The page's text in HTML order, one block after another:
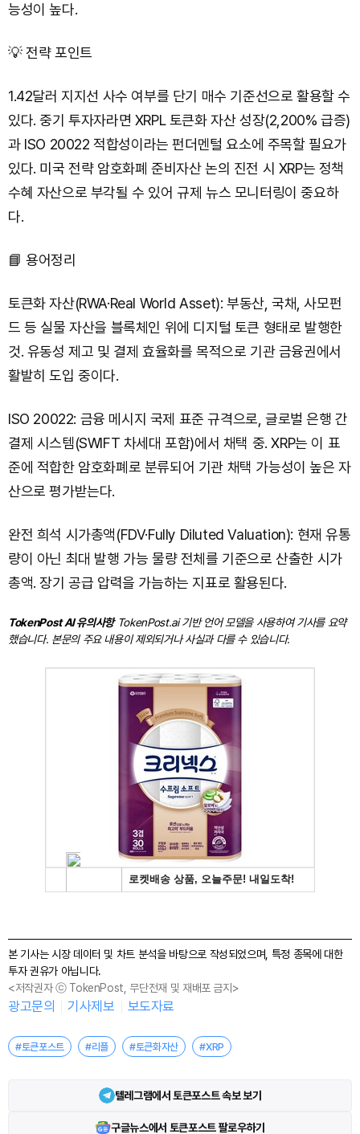
능성이 높다.
💡 전략 포인트
1.42달러 지지선 사수 여부를 단기 매수 기준선으로 활용할 수
있다. 중기 투자자라면 XRPL 토큰화 자산 성장(2,200% 급증)
과 ISO 20022 적합성이라는 펀더멘털 요소에 주목할 필요가
있다. 미국 전략 암호화폐 준비자산 논의 진전 시 XRP는 정책
수혜 자산으로 부각될 수 있어 규제 뉴스 모니터링이 중요하
다.
📘 용어정리
토큰화 자산(RWA·Real World Asset): 부동산, 국채, 사모펀
드 등 실물 자산을 블록체인 위에 디지털 토큰 형태로 발행한
것. 유동성 제고 및 결제 효율화를 목적으로 기관 금융권에서
활발히 도입 중이다.
ISO 20022: 금융 메시지 국제 표준 규격으로, 글로벌 은행 간
결제 시스템(SWIFT 차세대 포함)에서 채택 중. XRP는 이 표
준에 적합한 암호화폐로 분류되어 기관 채택 가능성이 높은 자
산으로 평가받는다.
완전 희석 시가총액(FDV·Fully Diluted Valuation): 현재 유통
량이 아닌 최대 발행 가능 물량 전체를 기준으로 산출한 시가
총액. 장기 공급 압력을 가늠하는 지표로 활용된다.
TokenPost AI 유의사항TokenPost.ai 기반 언어 모델을 사용하여 기사를 요약
했습니다. 본문의 주요 내용이 제외되거나 사실과 다를 수 있습니다.
본 기사는 시장 데이터 및 차트 분석을 바탕으로 작성되었으며, 특정 종목에 대한
투자 권유가 아닙니다.
<저작권자 ⓒ TokenPost, 무단전재 및 재배포 금지>
광고문의 기사제보 보도자료
#토큰포스트 #리플 #토큰화자산 #XRP
텔레그램에서 토큰포스트 속보 보기
구글뉴스에서 토큰포스트 팔로우하기